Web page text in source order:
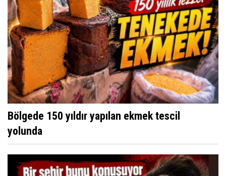
Bölgede 150 yıldır yapılan ekmek tescil
yolunda